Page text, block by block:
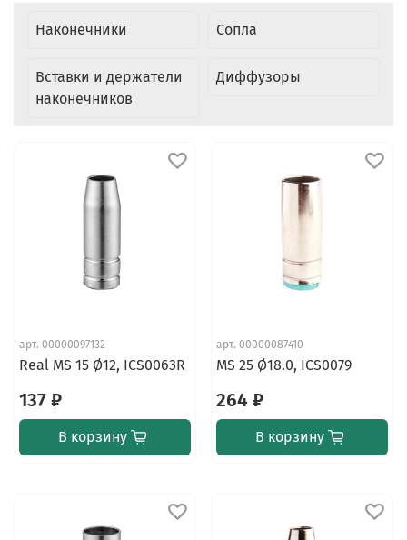
Наконечники Сопла
Вставки и держатели
наконечников
Диффузоры
арт. 00000097132
Real MS 15 Ø12, ICS0063R
137 ₽
В корзину
арт. 00000087410
MS 25 Ø18.0, ICS0079
264 ₽
В корзину